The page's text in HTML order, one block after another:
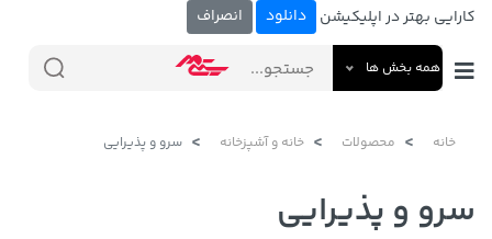
کارایی بهتر در اپلیکیشن دانلود انصراف
همه بخش ها
خانه محصولات خانه و آشپزخانه سرو و پذیرایی
سرو و پذیرایی